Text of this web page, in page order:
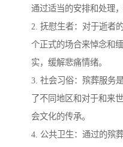
通过适当的安排和处理
2. 抚慰生者：对于逝者
个正式的场合来悼念和
实，缓解悲痛情绪。
3. 社会习俗：殡葬服务
了不同地区和对于和来
会文化的传承。
4. 公共卫生：通过的殡